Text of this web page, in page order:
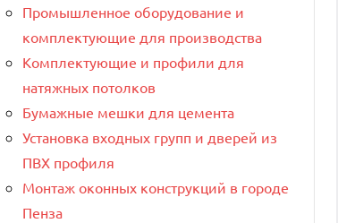
Промышленное оборудование и
комплектующие для производства
Комплектующие и профили для
натяжных потолков
Бумажные мешки для цемента
Установка входных групп и дверей из
ПВХ профиля
Монтаж оконных конструкций в городе
Пенза